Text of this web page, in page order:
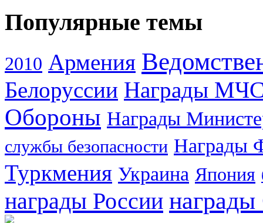
Популярные темы
2010 Армения
Белоруссии Награды
Обороны Награды
службы безопасности Награды
Туркмения Украина Япония
награды России